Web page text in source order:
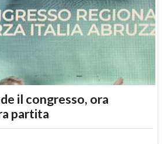
il congresso, ora
partita